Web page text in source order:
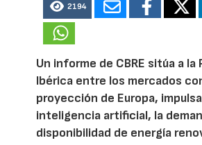
2194
Un informe de CBRE sitúa a la
Ibérica entre los mercados
proyección de Europa,
inteligencia artificial, la
disponibilidad de energía